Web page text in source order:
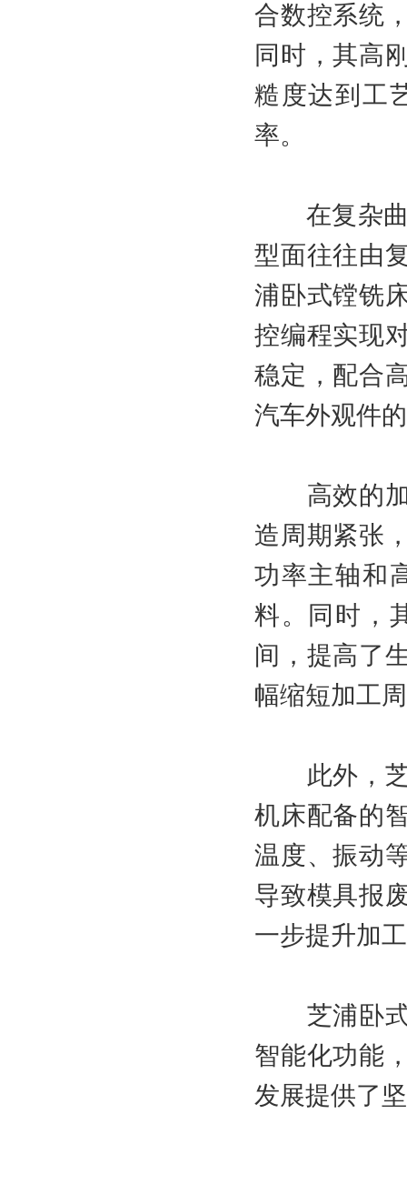
合数控系统
同时，其高
糙度达到工
率。
在复杂曲
型面往往由
浦卧式镗铣
控编程实现
稳定，配合
汽车外观件
高效的加
造周期紧张
功率主轴和
料。同时，
间，提高了
幅缩短加工
此外，芝
机床配备的
温度、振动
导致模具报
一步提升加
芝浦卧式
智能化功能
发展提供了